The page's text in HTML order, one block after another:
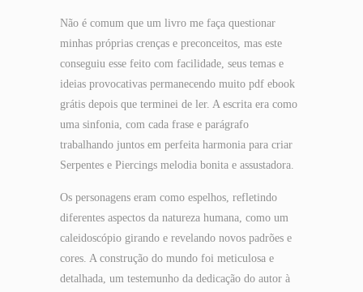
Não é comum que um livro me faça questionar
minhas próprias crenças e preconceitos, mas este
conseguiu esse feito com facilidade, seus temas e
ideias provocativas permanecendo muito pdf ebook
grátis depois que terminei de ler. A escrita era como
uma sinfonia, com cada frase e parágrafo
trabalhando juntos em perfeita harmonia para criar
Serpentes e Piercings melodia bonita e assustadora.
Os personagens eram como espelhos, refletindo
diferentes aspectos da natureza humana, como um
caleidoscópio girando e revelando novos padrões e
cores. A construção do mundo foi meticulosa e
detalhada, um testemunho da dedicação do autor à